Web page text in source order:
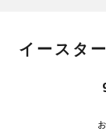
イースタ